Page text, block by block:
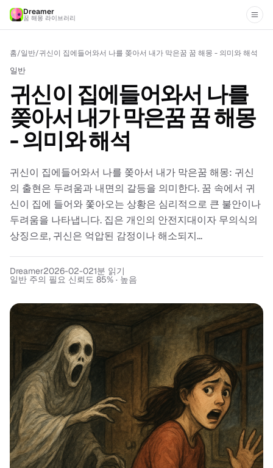
Dreamer
꿈 해몽 라이브러리
홈/일반/귀신이 집에들어와서 나를 쫒아서 내가 막은꿈 꿈 해몽 - 의미와 해석
일반
귀신이 집에들어와서 나를
쫒아서 내가 막은꿈 꿈 해몽
- 의미와 해석
귀신이 집에들어와서 나를 쫒아서 내가 막은꿈 해몽: 귀신
의 출현은 두려움과 내면의 갈등을 의미한다. 꿈 속에서 귀
신이 집에 들어와 쫓아오는 상황은 심리적으로 큰 불안이나
두려움을 나타냅니다. 집은 개인의 안전지대이자 무의식의
상징으로, 귀신은 억압된 감정이나 해소되지...
Dreamer2026-02-021분 읽기
일반 주의 필요 신뢰도 85% · 높음